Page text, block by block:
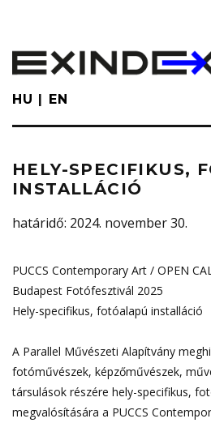
main
content
HU EN
HELY-SPECIFIKUS,
INSTALLÁCIÓ
határidő: 2024. november 30.
PUCCS Contemporary Art / OPEN
Budapest Fotófesztivál 2025
Hely-specifikus, fotóalapú installáció
A Parallel Művészeti Alapítvány
fotóművészek, képzőművészek,
társulások részére hely-specifikus,
megvalósítására a PUCCS